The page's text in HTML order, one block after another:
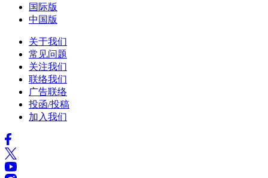
国际版
中国版
关于我们
常见问题
关注我们
联络我们
广告联络
投函/投稿
加入我们